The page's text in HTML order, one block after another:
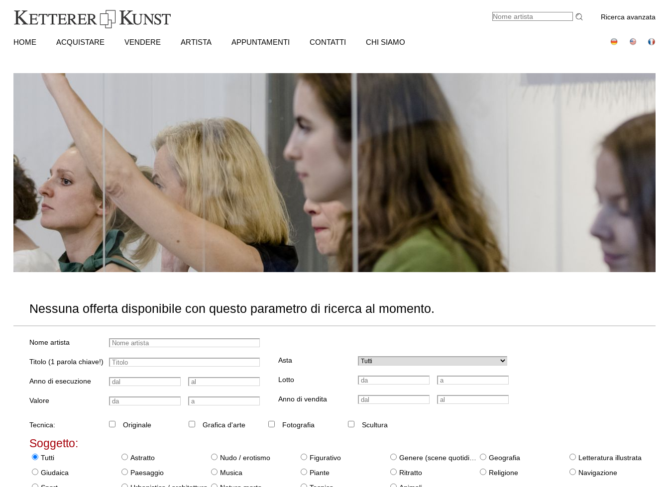
Ricerca avanzata
HOME ACQUISTARE VENDERE ARTISTA APPUNTAMENTI CONTATTI CHI SIAMO
Nessuna offerta disponibile con questo parametro di ricerca al momento.
Nome artista
Titolo (1 parola chiave!)
Anno di esecuzione
Valore
Asta
Lotto
Anno di vendita
Tecnica: Originale Grafica d'arte Fotografia Scultura
Soggetto:
Tutti Astratto Nudo / erotismo Figurativo Genere (scene quotidiane) Geografia
Letteratura illustrata
Giudaica
Paesaggio Musica Piante Ritratto Religione
Navigazione